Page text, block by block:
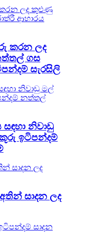
කරන ලද
ගස
සැරසිලි
නිවාඩු
ඉටිපන්දම්
සාදන ලද